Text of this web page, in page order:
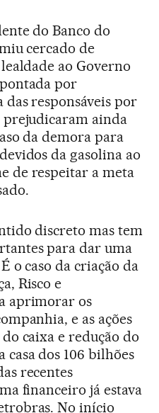
do Banco do
cercado de
ao Governo
por
das responsáveis por
prejudicaram ainda
da demora para
da gasolina ao
de respeitar a meta
discreto mas tem
para dar uma
o caso da criação da
Risco e
aprimorar os
e as ações
caixa e redução do
dos 106 bilhões
recentes
financeiro já estava
No início